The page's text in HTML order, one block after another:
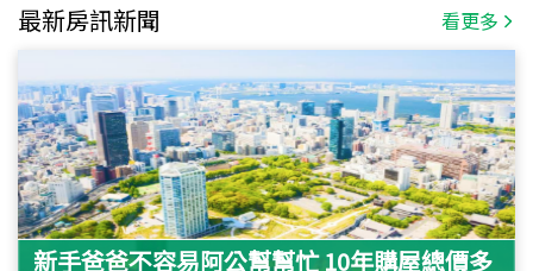
最新房訊新聞 看更多
新手爸爸不容易阿公幫幫忙 10年購屋總價多